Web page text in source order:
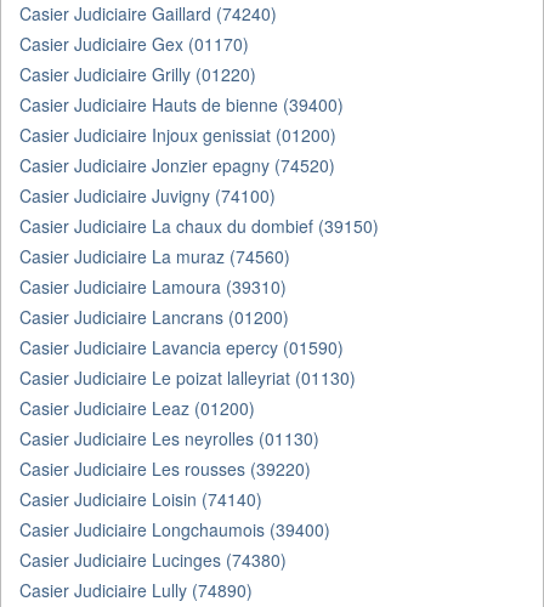
Casier Judiciaire Gaillard (74240)
Casier Judiciaire Gex (01170)
Casier Judiciaire Grilly (01220)
Casier Judiciaire Hauts de bienne (39400)
Casier Judiciaire Injoux genissiat (01200)
Casier Judiciaire Jonzier epagny (74520)
Casier Judiciaire Juvigny (74100)
Casier Judiciaire La chaux du dombief (39150)
Casier Judiciaire La muraz (74560)
Casier Judiciaire Lamoura (39310)
Casier Judiciaire Lancrans (01200)
Casier Judiciaire Lavancia epercy (01590)
Casier Judiciaire Le poizat lalleyriat (01130)
Casier Judiciaire Leaz (01200)
Casier Judiciaire Les neyrolles (01130)
Casier Judiciaire Les rousses (39220)
Casier Judiciaire Loisin (74140)
Casier Judiciaire Longchaumois (39400)
Casier Judiciaire Lucinges (74380)
Casier Judiciaire Lully (74890)